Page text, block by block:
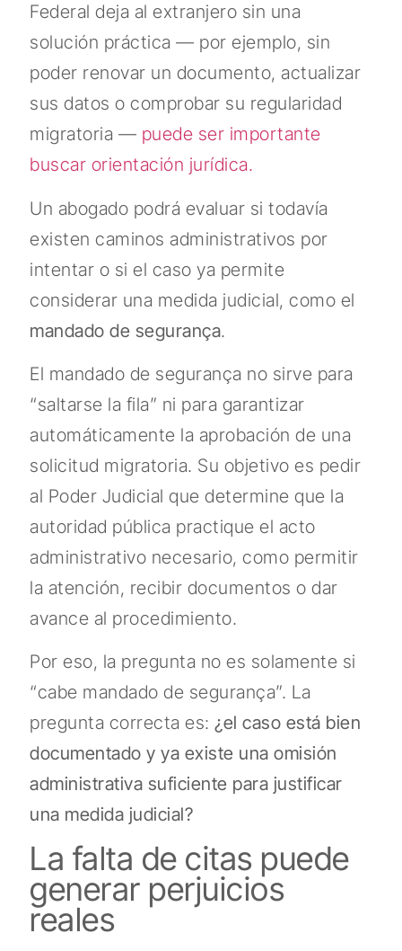
Federal deja al extranjero sin una
solución práctica — por ejemplo, sin
poder renovar un documento, actualizar
sus datos o comprobar su regularidad
migratoria — puede ser importante
buscar orientación jurídica.
Un abogado podrá evaluar si todavía
existen caminos administrativos por
intentar o si el caso ya permite
considerar una medida judicial, como el
mandado de segurança.
El mandado de segurança no sirve para
“saltarse la fila” ni para garantizar
automáticamente la aprobación de una
solicitud migratoria. Su objetivo es pedir
al Poder Judicial que determine que la
autoridad pública practique el acto
administrativo necesario, como permitir
la atención, recibir documentos o dar
avance al procedimiento.
Por eso, la pregunta no es solamente si
“cabe mandado de segurança”. La
pregunta correcta es: ¿el caso está bien
documentado y ya existe una omisión
administrativa suficiente para justificar
una medida judicial?
La falta de citas puede
generar perjuicios
reales